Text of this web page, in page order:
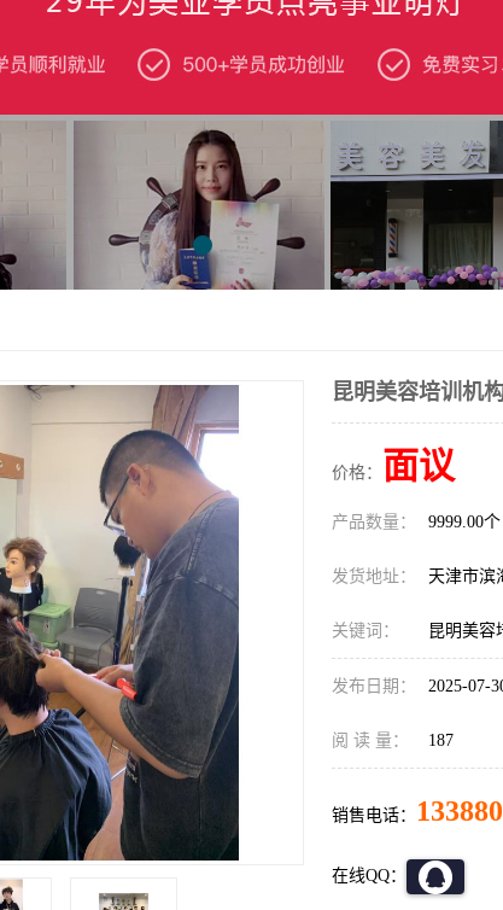
昆明美容培训机
价格： 面议
产品数量： 9999.00个
发货地址： 天津市滨
关键词： 昆明美容
发布日期： 2025-07-
阅 读 量： 187
销售电话：
在线QQ：